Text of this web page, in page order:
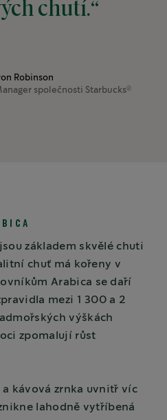
chutí.“
Robinson
společnosti Starbucks®
základem skvělé chuti
chuť má kořeny v
Arabica se daří
mezi 1 300 a 2
výškách
zpomalují růst
kávová zrnka uvnitř víc
lahodně vytříbená